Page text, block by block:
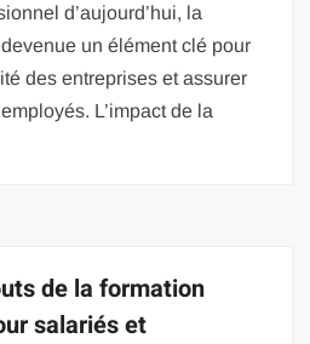
d’aujourd’hui, la
un élément clé pour
des entreprises et assurer
L’impact de la
de la formation
salariés et